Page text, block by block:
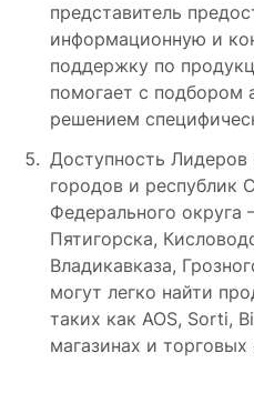
представитель
информационную и
поддержку по
помогает с подбором
решением
Доступность
городов и республик
Федерального округа
Пятигорска,
Владикавказа,
могут легко найти
таких как AOS, Sorti,
магазинах и торговых